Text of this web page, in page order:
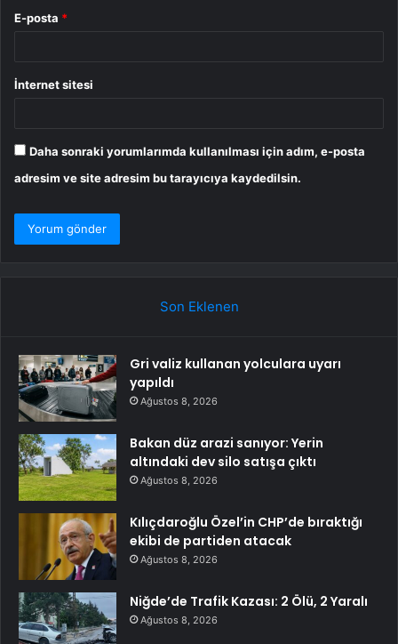
E-posta *
İnternet sitesi
Daha sonraki yorumlarımda kullanılması için adım, e-posta
adresim ve site adresim bu tarayıcıya kaydedilsin.
Son Eklenen
Gri valiz kullanan yolculara uyarı
yapıldı
Ağustos 8, 2026
Bakan düz arazi sanıyor: Yerin
altındaki dev silo satışa çıktı
Ağustos 8, 2026
Kılıçdaroğlu Özel’in CHP’de bıraktığı
ekibi de partiden atacak
Ağustos 8, 2026
Niğde’de Trafik Kazası: 2 Ölü, 2 Yaralı
Ağustos 8, 2026